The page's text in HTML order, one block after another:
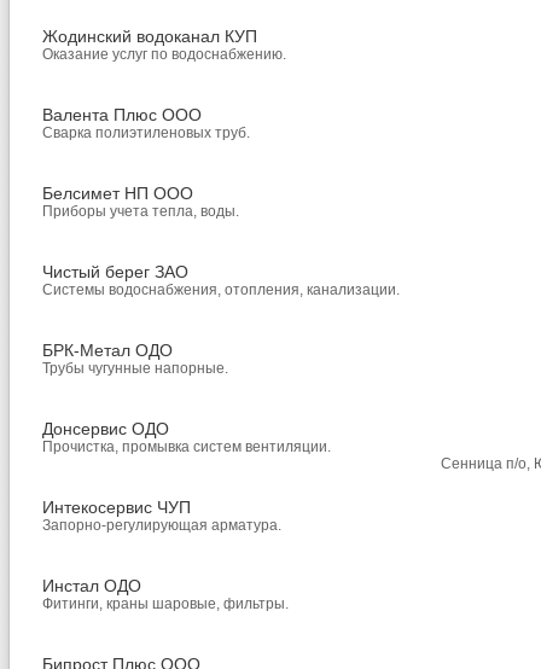
Жодинский водоканал КУП
Оказание услуг по водоснабжению.
Валента Плюс ООО
Сварка полиэтиленовых труб.
Белсимет НП ООО
Приборы учета тепла, воды.
Чистый берег ЗАО
Системы водоснабжения, отопления, канализации.
БРК-Метал ОДО
Трубы чугунные напорные.
Донсервис ОДО
Прочистка, промывка систем вентиляции.
Сенница п/о,
Интекосервис ЧУП
Запорно-регулирующая арматура.
Инстал ОДО
Фитинги, краны шаровые, фильтры.
Бипрост Плюс ООО